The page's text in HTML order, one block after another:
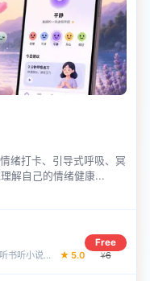
绪打卡、引导式呼吸、冥
解自己的情绪健康...
网盘音乐播放器,支持手表在线离线听歌听书听小说听英语 ★ 5.0
Free
¥6